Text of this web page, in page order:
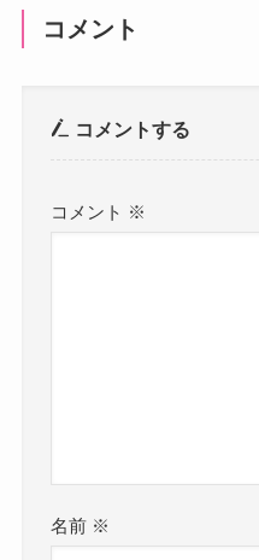
コメント
コメントする
コメント ※
名前 ※